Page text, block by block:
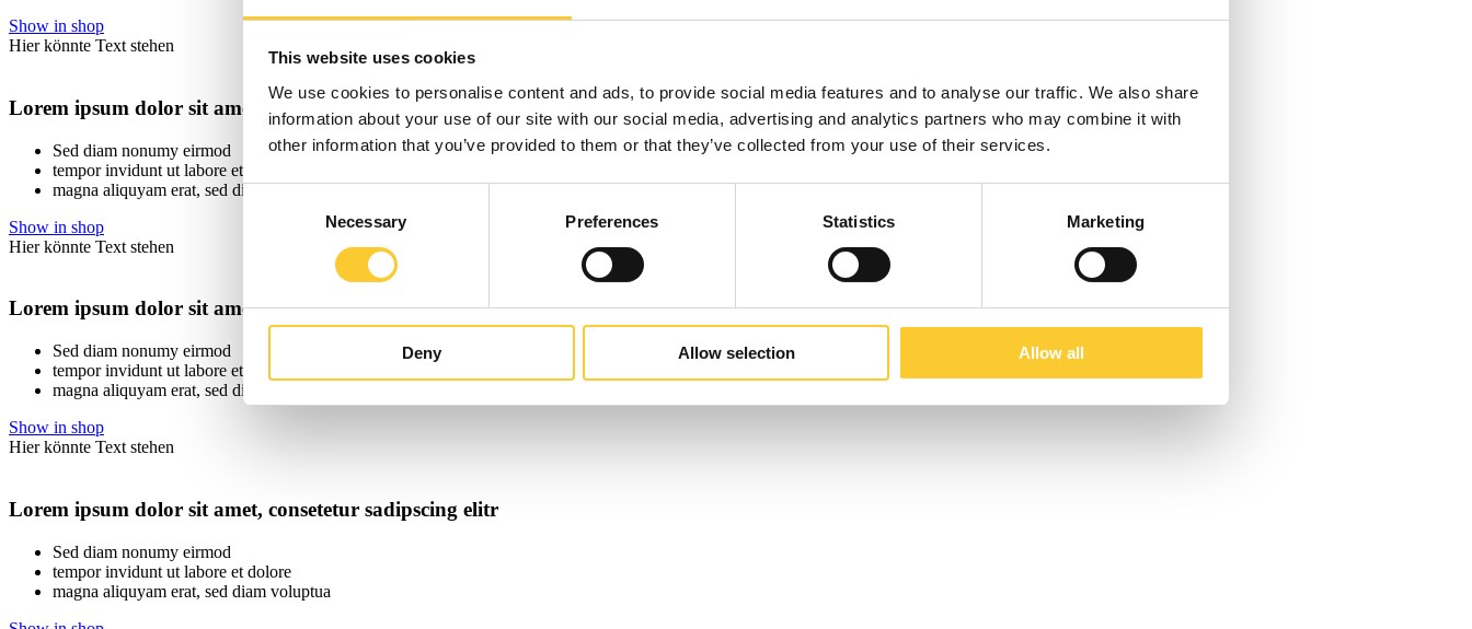
This website uses cookies
We use cookies to personalise content and ads, to provide social media features and to analyse our traffic. We also share
information about your use of our site with our social media, advertising and analytics partners who may combine it with
other information that you’ve provided to them or that they’ve collected from your use of their services.
Consent
Necessary Preferences Statistics Marketing
Deny Allow selection Allow all
Show in shop
Hier könnte Text stehen
Lorem ipsum dolor sit amet, consetetur sadipscing elitr
Sed diam nonumy eirmod
tempor invidunt ut labore et dolore
magna aliquyam erat, sed diam voluptua
Show in shop
Hier könnte Text stehen
Lorem ipsum dolor sit amet, consetetur sadipscing elitr
Sed diam nonumy eirmod
tempor invidunt ut labore et dolore
magna aliquyam erat, sed diam voluptua
Show in shop
Hier könnte Text stehen
Lorem ipsum dolor sit amet, consetetur sadipscing elitr
Sed diam nonumy eirmod
tempor invidunt ut labore et dolore
magna aliquyam erat, sed diam voluptua